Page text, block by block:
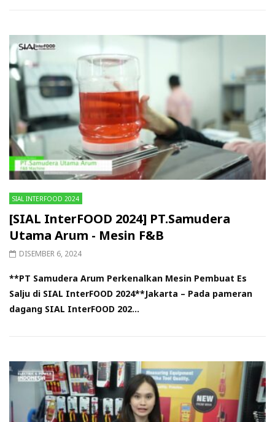
SIAL INTERFOOD 2024
[SIAL InterFOOD 2024] PT.Samudera
Utama Arum - Mesin F&B
DISEMBER 6, 2024
**PT Samudera Arum Perkenalkan Mesin Pembuat Es
Salju di SIAL InterFOOD 2024**Jakarta – Pada pameran
dagang SIAL InterFOOD 202...